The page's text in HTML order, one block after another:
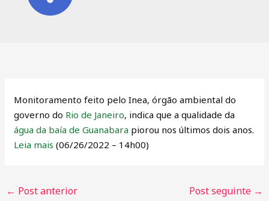
Monitoramento feito pelo Inea, órgão ambiental do
governo do Rio de Janeiro, indica que a qualidade da
água da baía de Guanabara piorou nos últimos dois anos.
Leia mais (06/26/2022 – 14h00)
← Post anterior Post seguinte →